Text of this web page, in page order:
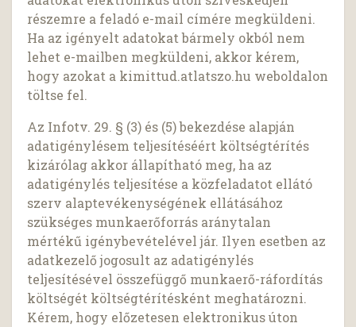
részemre a feladó e-mail címére megküldeni.
Ha az igényelt adatokat bármely okból nem
lehet e-mailben megküldeni, akkor kérem,
hogy azokat a kimittud.atlatszo.hu weboldalon
töltse fel.
Az Infotv. 29. § (3) és (5) bekezdése alapján
adatigénylésem teljesítéséért költségtérítés
kizárólag akkor állapítható meg, ha az
adatigénylés teljesítése a közfeladatot ellátó
szerv alaptevékenységének ellátásához
szükséges munkaerőforrás aránytalan
mértékű igénybevételével jár. Ilyen esetben az
adatkezelő jogosult az adatigénylés
teljesítésével összefüggő munkaerő-ráfordítás
költségét költségtérítésként meghatározni.
Kérem, hogy előzetesen elektronikus úton